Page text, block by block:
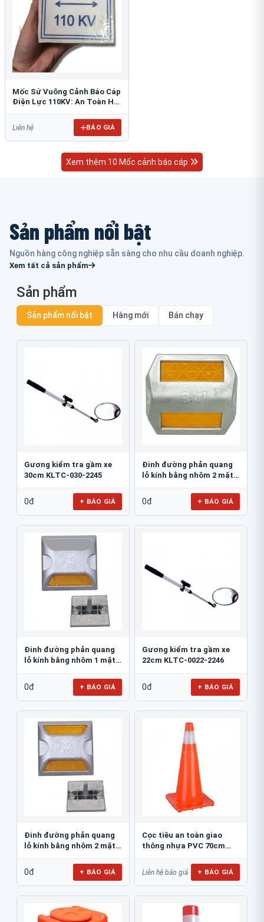
Mốc Sứ Vuông Cảnh Báo Cáp
Điện Lực 110KV: An Toàn Hệ
Liên hệ BÁO GIÁ
Xem thêm 10 Mốc cảnh báo cáp
Sản phẩm nổi bật
Nguồn hàng công nghiệp sẵn sàng cho nhu cầu doanh nghiệp.
Xem tất cả sản phẩm
Sản phẩm
Sản phẩm nổi bật Hàng mới Bán chạy
Gương kiểm tra gầm xe
30cm KLTC-030-2245
0đ + BÁO GIÁ
Đinh đường phản quang
lỗ kính bằng nhôm 2 mặt
0đ + BÁO GIÁ
Đinh đường phản quang
lỗ kính bằng nhôm 1 mặt
0đ + BÁO GIÁ
Gương kiểm tra gầm xe
22cm KLTC-0022-2246
0đ + BÁO GIÁ
Đinh đường phản quang
lỗ kính bằng nhôm 2 mặt
0đ + BÁO GIÁ
Cọc tiêu an toàn giao
thông nhựa PVC 70cm
Liên hệ báo giá + BÁO GIÁ